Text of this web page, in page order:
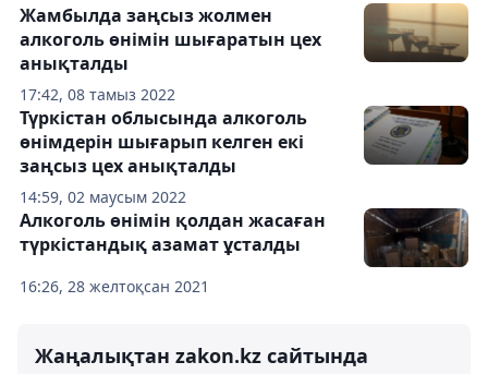
17:42, 08 тамыз 2022
Жамбылда заңсыз жолмен
алкоголь өнімін шығаратын цех
анықталды
14:59, 02 маусым 2022
Түркістан облысында алкоголь
өнімдерін шығарып келген екі
заңсыз цех анықталды
16:26, 28 желтоқсан 2021
Алкоголь өнімін қолдан жасаған
түркістандық азамат ұсталды
Жаңалықтан zakon.kz сайтында